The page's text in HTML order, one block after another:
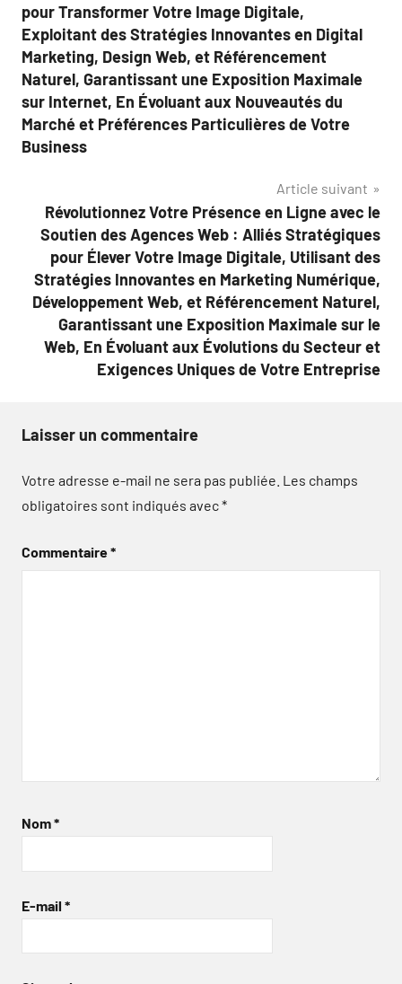
l’article
pour Transformer Votre Image Digitale,
Exploitant des Stratégies Innovantes en Digital
Marketing, Design Web, et Référencement
Naturel, Garantissant une Exposition Maximale
sur Internet, En Évoluant aux Nouveautés du
Marché et Préférences Particulières de Votre
Business
Article suivant
Révolutionnez Votre Présence en Ligne avec le
Soutien des Agences Web : Alliés Stratégiques
pour Élever Votre Image Digitale, Utilisant des
Stratégies Innovantes en Marketing Numérique,
Développement Web, et Référencement Naturel,
Garantissant une Exposition Maximale sur le
Web, En Évoluant aux Évolutions du Secteur et
Exigences Uniques de Votre Entreprise
Laisser un commentaire
Votre adresse e-mail ne sera pas publiée. Les champs
obligatoires sont indiqués avec*
Commentaire*
Nom*
E-mail *